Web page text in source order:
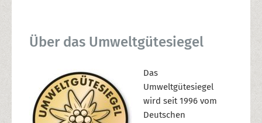
Über das Umweltgütesiegel
Das
Umweltgütesiegel
wird seit 1996 vom
Deutschen